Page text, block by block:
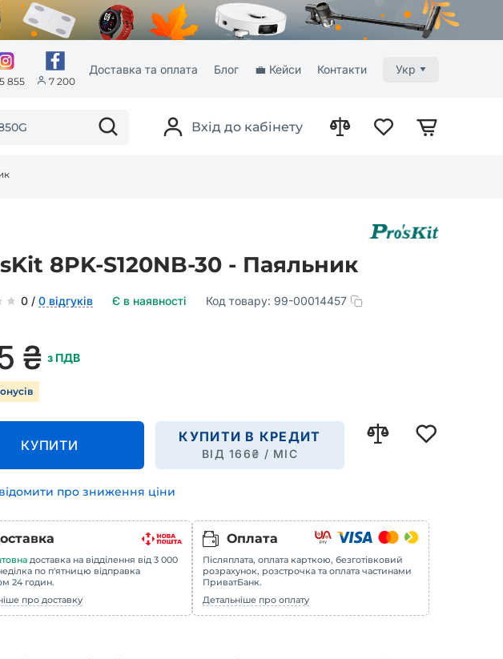
5 855 7 200
Доставка та оплата Блог 💼 Кейси Контакти Укр
Вхід до кабінету
8PK-S120NB-30 - Паяльник
0 / 0 відгуків Є в наявності Код товару: 99-00014457
₴ з ПДВ
КУПИТИ
КУПИТИ В КРЕДИТ
ВІД166₴ / МІС
про зниження ціни
доставка на відділення від 3 000
по п'ятницю відправка
24 годин.
про доставку
Оплата
Післяплата, оплата карткою, безготівковий
розрахунок, розстрочка та оплата частинами
ПриватБанк.
Детальніше про оплату